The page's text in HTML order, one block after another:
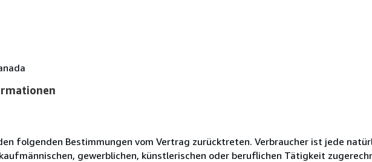
folgenden Bestimmungen vom Vertrag zurücktreten. Verbraucher ist jede
gewerblichen, künstlerischen oder beruflichen Tätigkeit